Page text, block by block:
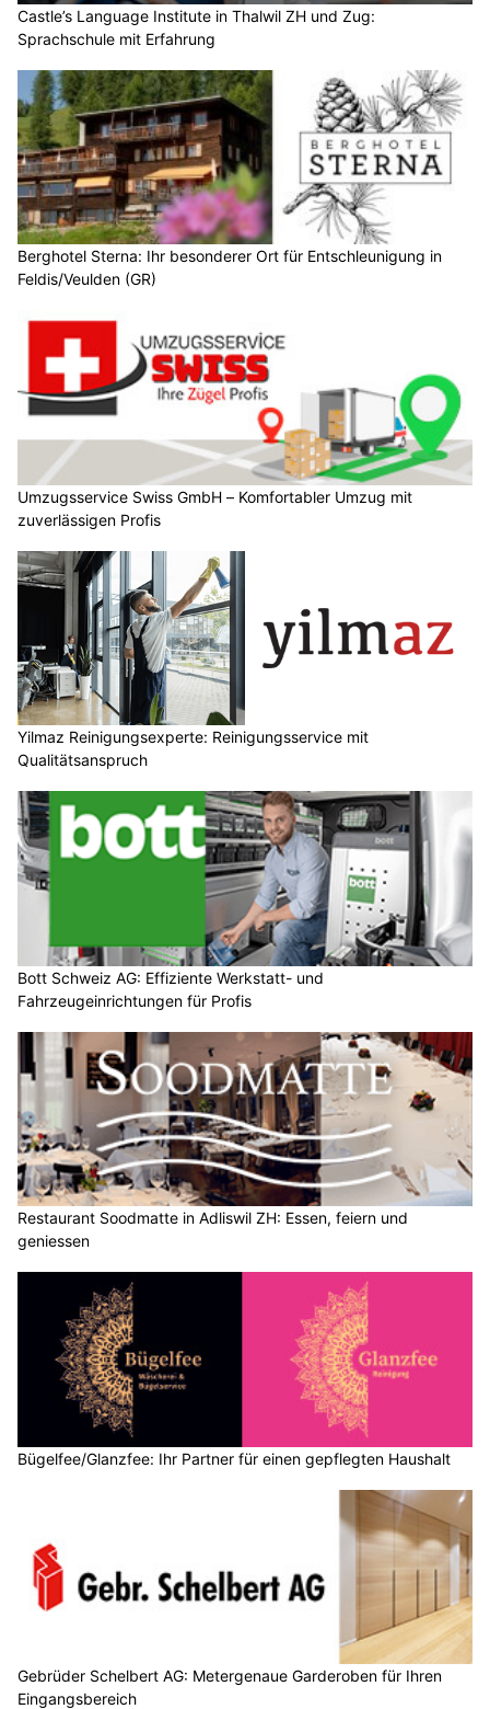
Castle’s Language Institute in Thalwil ZH und Zug:
Sprachschule mit Erfahrung
Berghotel Sterna: Ihr besonderer Ort für Entschleunigung in
Feldis/Veulden (GR)
Umzugsservice Swiss GmbH – Komfortabler Umzug mit
zuverlässigen Profis
Yilmaz Reinigungsexperte: Reinigungsservice mit
Qualitätsanspruch
Bott Schweiz AG: Effiziente Werkstatt- und
Fahrzeugeinrichtungen für Profis
Restaurant Soodmatte in Adliswil ZH: Essen, feiern und
geniessen
Bügelfee/Glanzfee: Ihr Partner für einen gepflegten Haushalt
Gebrüder Schelbert AG: Metergenaue Garderoben für Ihren
Eingangsbereich